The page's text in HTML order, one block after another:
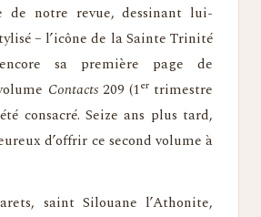
de notre revue, dessinant lui-
– l’icône de la Sainte Trinité
sa première page de
Contacts209 (1ertrimestre
consacré. Seize ans plus tard,
d’offrir ce second volume à
saint Silouane l’Athonite,